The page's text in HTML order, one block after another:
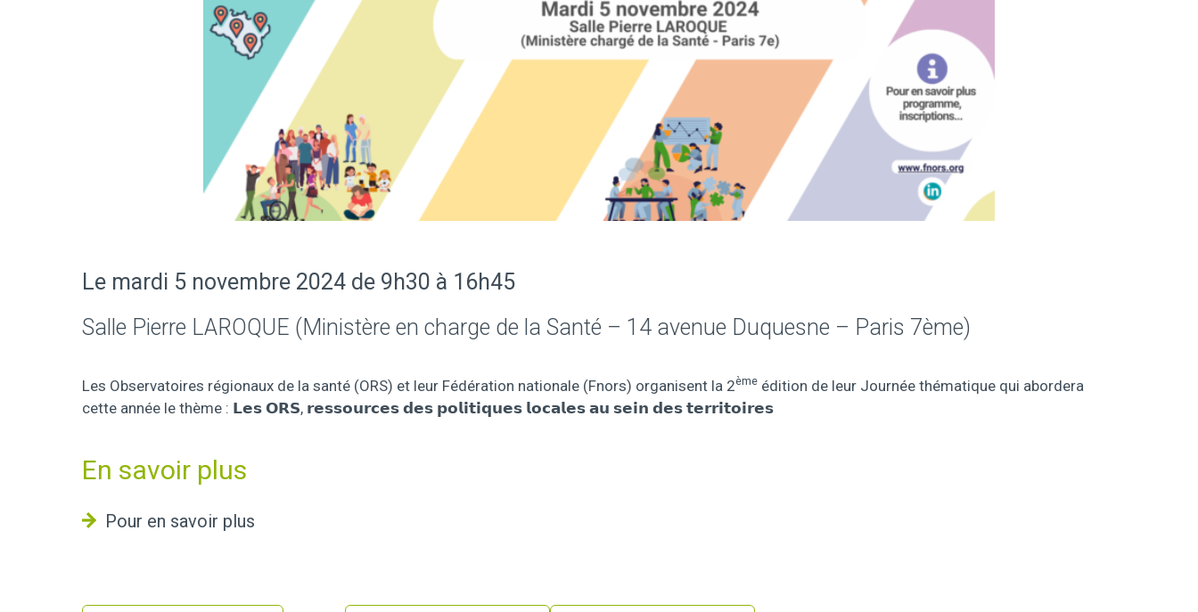
Le mardi 5 novembre 2024 de 9h30 à 16h45
Salle Pierre LAROQUE (Ministère en charge de la Santé – 14 avenue Duquesne – Paris 7ème)
Les Observatoires régionaux de la santé (ORS) et leur Fédération nationale (Fnors) organisent la 2ème édition de leur Journée thématique qui abordera
cette année le thème : 𝗟𝗲𝘀 𝗢𝗥𝗦, 𝗿𝗲𝘀𝘀𝗼𝘂𝗿𝗰𝗲𝘀 𝗱𝗲𝘀 𝗽𝗼𝗹𝗶𝘁𝗶𝗾𝘂𝗲𝘀 𝗹𝗼𝗰𝗮𝗹𝗲𝘀 𝗮𝘂 𝘀𝗲𝗶𝗻 𝗱𝗲𝘀 𝘁𝗲𝗿𝗿𝗶𝘁𝗼𝗶𝗿𝗲𝘀
En savoir plus
Pour en savoir plus